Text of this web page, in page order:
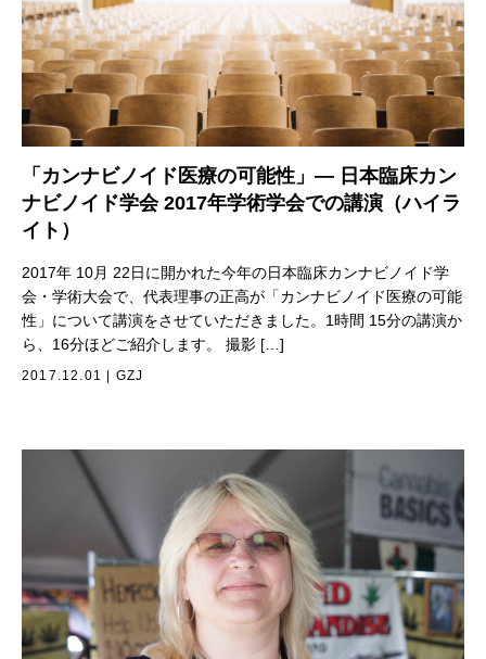
「カンナビノイド医療の可能性」— 日本臨床カン
ナビノイド学会 2017年学術学会での講演（ハイラ
イト）
2017年 10月 22日に開かれた今年の日本臨床カンナビノイド学
会・学術大会で、代表理事の正高が「カンナビノイド医療の可能
性」について講演をさせていただきました。1時間 15分の講演か
ら、16分ほどご紹介します。 撮影 […]
2017.12.01 GZJ